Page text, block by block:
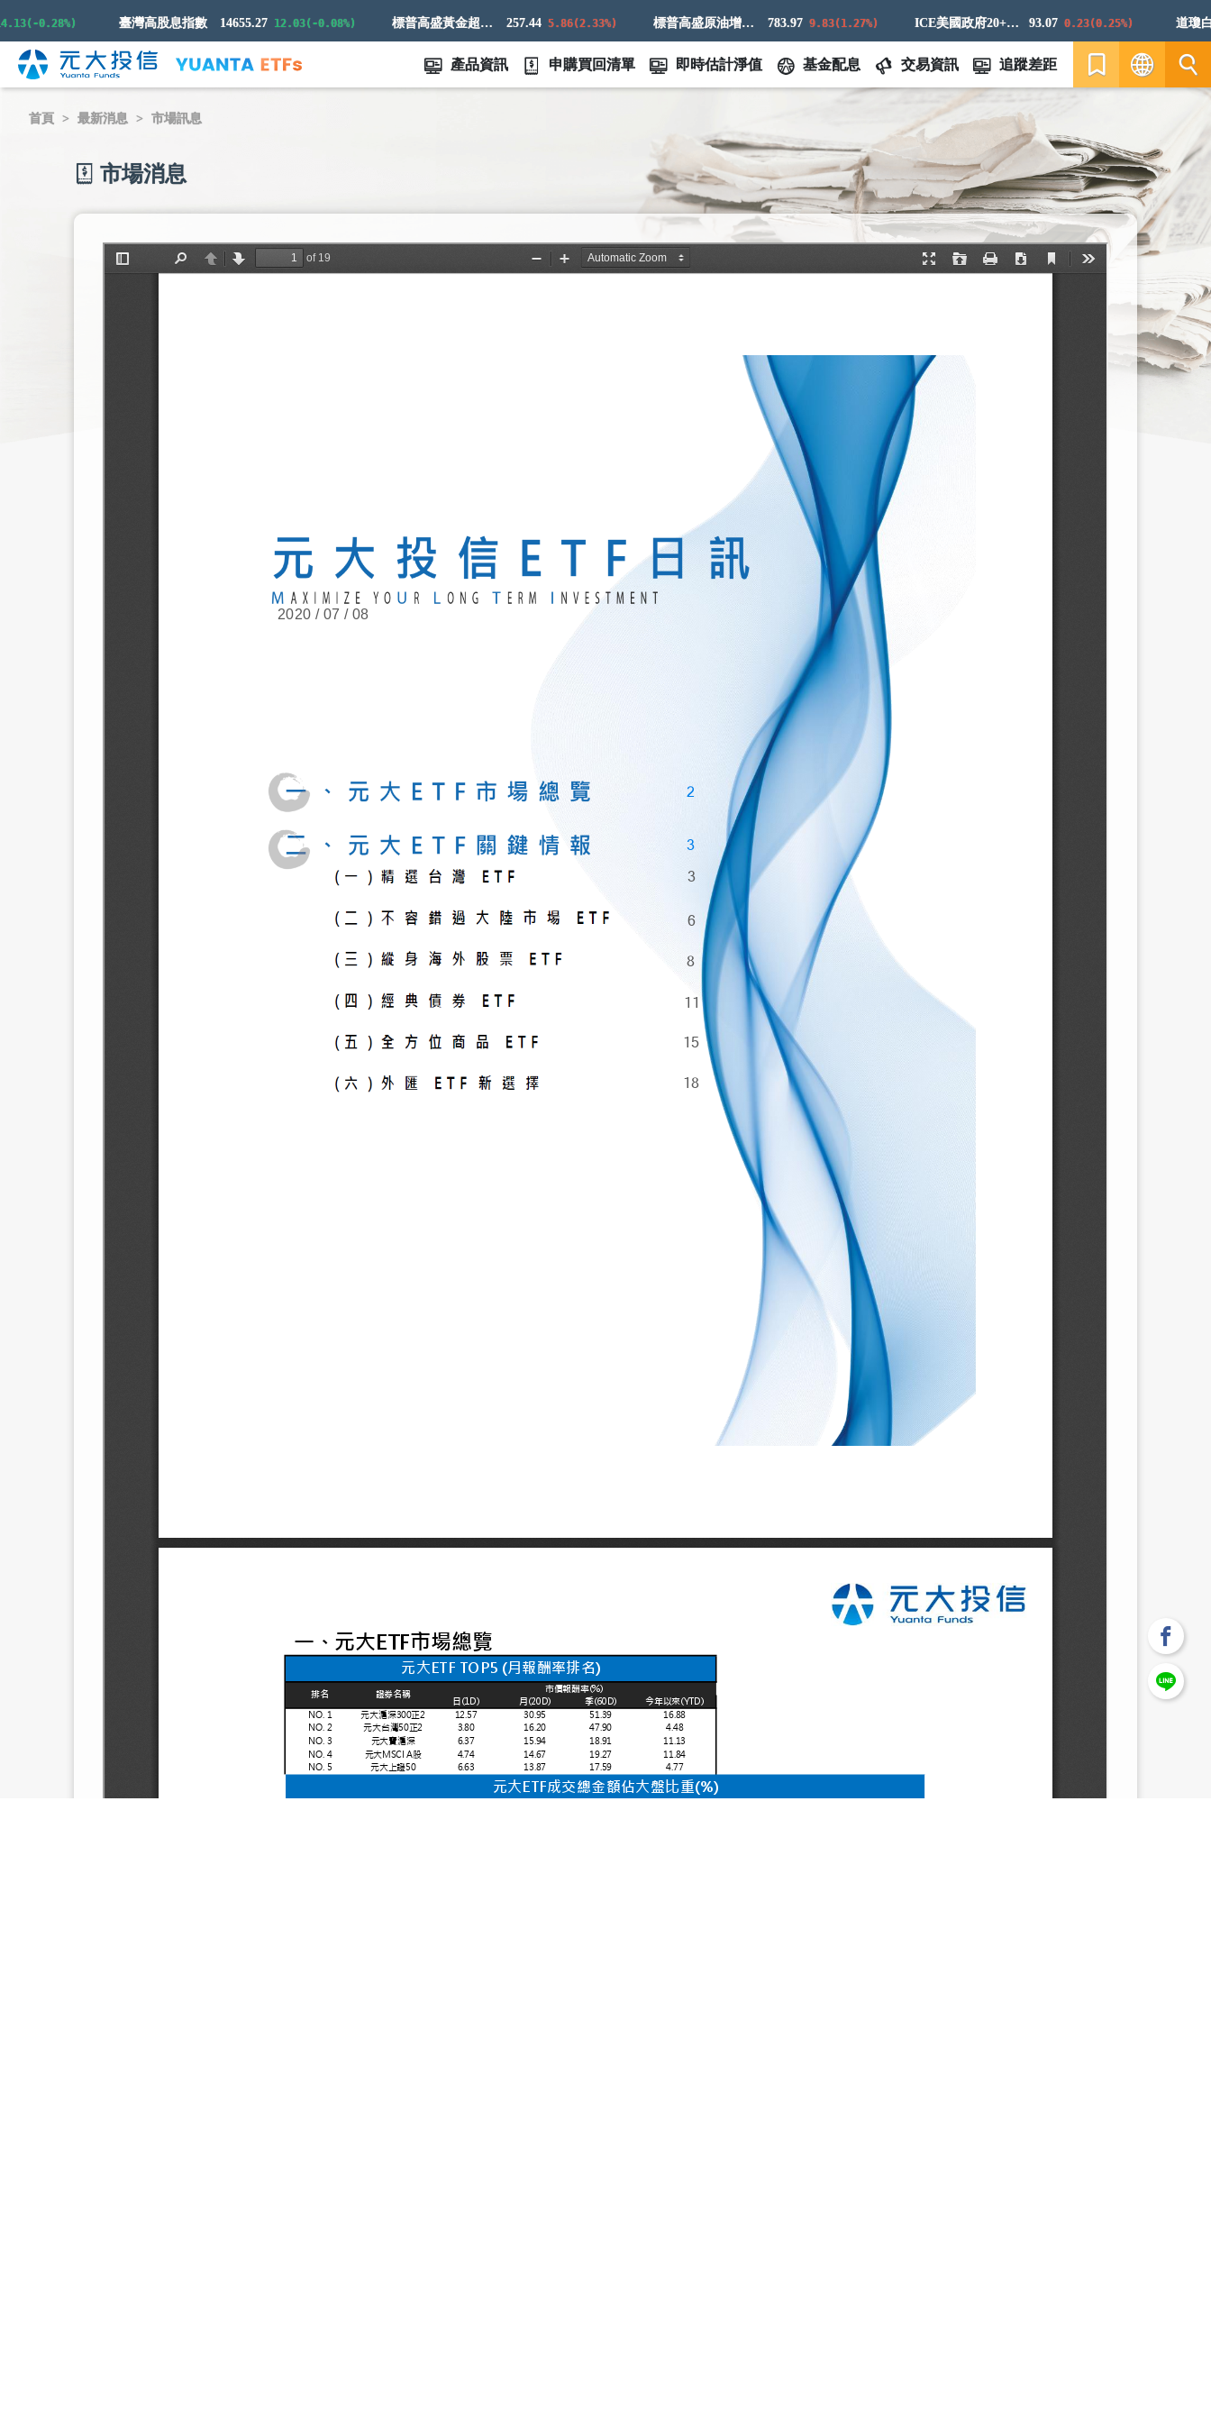
0.28%) 臺灣高股息指數 14655.27 12.03(-0.08%) 標普高盛黃金超額回報指數 257.44 5.86(2.33%) 標普高盛原油增強超額回報指數 783.97 9.83(1.27%) ICE美國政府20+年期債券指數 93.07 0.23(0.25%) 道瓊白銀
產品資訊 申購買回清單 即時估計淨值 基金配息 交易資訊 追蹤差距
EN
首頁 最新消息 市場訊息
市場消息